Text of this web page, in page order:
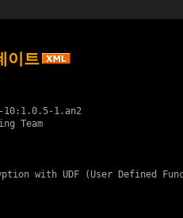
이트
Team
with UDF (User Defined